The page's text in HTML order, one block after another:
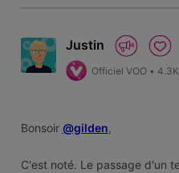
Justin
Officiel VOO • 4.3K
Bonsoir @gilden,
C'est noté. Le passage d'un